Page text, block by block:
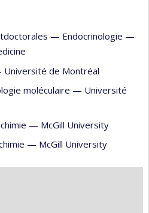
— Endocrinologie —
Université de Montréal
moléculaire — Université
— McGill University
— McGill University